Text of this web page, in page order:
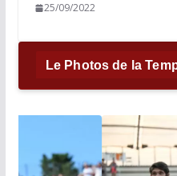
25/09/2022
Le Photos de la